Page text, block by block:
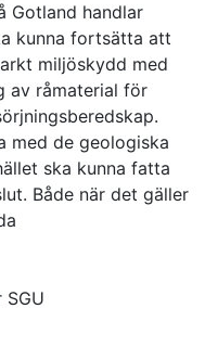
Gotland handlar
kunna fortsätta att
miljöskydd med
av råmaterial för
med de geologiska
ska kunna fatta
Både när det gäller